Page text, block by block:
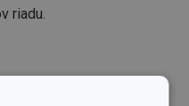
riadu.